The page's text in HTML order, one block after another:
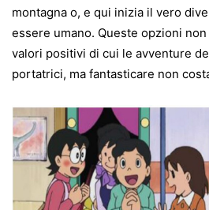
montagna o, e qui inizia il vero
essere umano. Queste opzioni
valori positivi di cui le avventure
portatrici, ma fantasticare non